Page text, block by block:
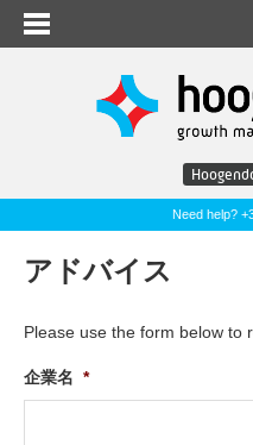
Need help?
アドバイス
Please use the form below to
企業名 *